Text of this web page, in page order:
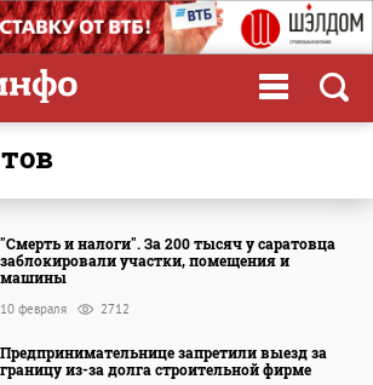
"Смерть и налоги". За 200 тысяч у саратовца
заблокировали участки, помещения и
машины
10 февраля 2712
Предпринимательнице запретили выезд за
границу из-за долга строительной фирме